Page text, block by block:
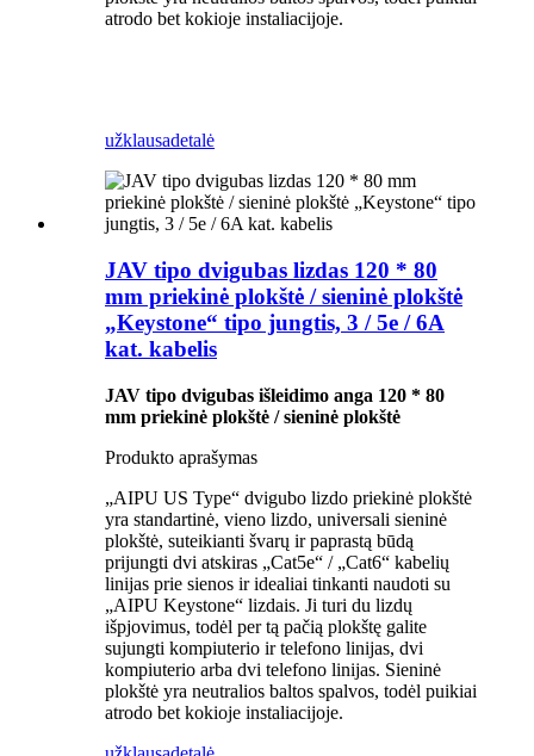
atrodo bet kokioje instaliacijoje.
užklausadetalė
JAV tipo dvigubas lizdas 120 * 80
mm priekinė plokštė / sieninė plokštė
„Keystone“ tipo jungtis, 3 / 5e / 6A
kat. kabelis
JAV tipo dvigubas išleidimo anga 120 * 80
mm priekinė plokštė / sieninė plokštė
Produkto aprašymas
„AIPU US Type“ dvigubo lizdo priekinė plokštė
yra standartinė, vieno lizdo, universali sieninė
plokštė, suteikianti švarų ir paprastą būdą
prijungti dvi atskiras „Cat5e“ / „Cat6“ kabelių
linijas prie sienos ir idealiai tinkanti naudoti su
„AIPU Keystone“ lizdais. Ji turi du lizdų
išpjovimus, todėl per tą pačią plokštę galite
sujungti kompiuterio ir telefono linijas, dvi
kompiuterio arba dvi telefono linijas. Sieninė
plokštė yra neutralios baltos spalvos, todėl puikiai
atrodo bet kokioje instaliacijoje.